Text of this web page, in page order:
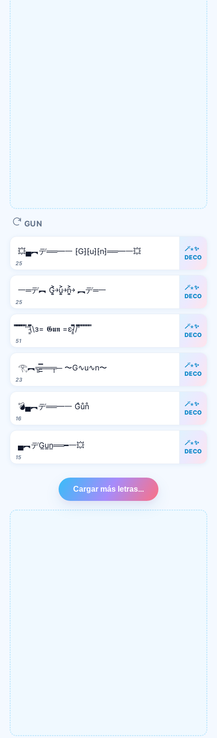
GUN
25
💥▄︻デ══━一 ⁅G⁆⁅u⁆⁅n⁆══━一💥
🪄⋆✨
DECO
25
一═デ︻ G͎͍͐￫u͎͍͐￫n͎͍͐￫ ︻デ═一
🪄⋆✨
DECO
51
̿̿ ̿̿ ̿̿ ̿'̿'\̵͇̿̿\з= 𝕲𝖚𝖓 =ε/̵͇̿̿/'̿̿ ̿ ̿ ̿ ̿ ̿
🪄⋆✨
DECO
23
𓂀︻╦̵̵͇̿̿̿̿══╤─ 〜G∿u∿n〜
🪄⋆✨
DECO
16
💣▄︻デ══━一 G̊ůn̊
🪄⋆✨
DECO
15
▄︻デG̲u̲n̲══━一💥
🪄⋆✨
DECO
Cargar más letras...